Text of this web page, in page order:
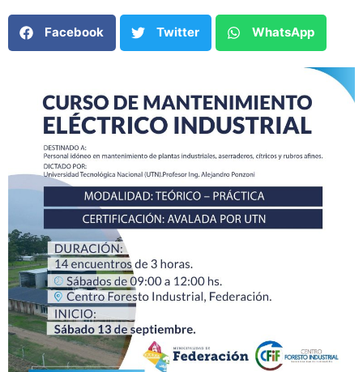
Facebook Twitter WhatsApp